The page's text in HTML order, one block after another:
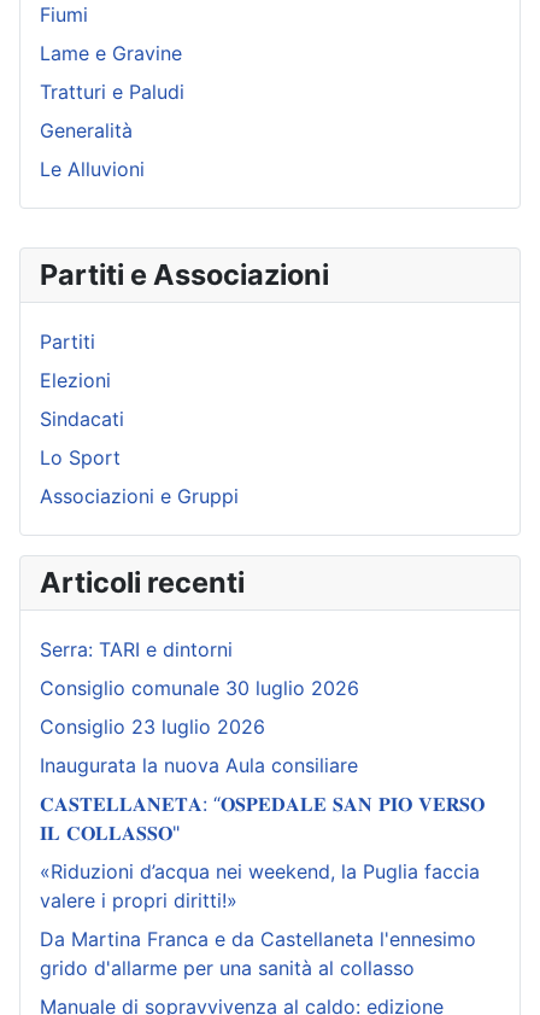
Partiti e Associazioni
Partiti
Elezioni
Sindacati
Lo Sport
Associazioni e Gruppi
Articoli recenti
Serra: TARI e dintorni
Consiglio comunale 30 luglio 2026
Consiglio 23 luglio 2026
Inaugurata la nuova Aula consiliare
𝐂𝐀𝐒𝐓𝐄𝐋𝐋𝐀𝐍𝐄𝐓𝐀: “𝐎𝐒𝐏𝐄𝐃𝐀𝐋𝐄 𝐒𝐀𝐍 𝐏𝐈𝐎 𝐕𝐄𝐑𝐒𝐎
𝐈𝐋 𝐂𝐎𝐋𝐋𝐀𝐒𝐒𝐎"
«Riduzioni d’acqua nei weekend, la Puglia faccia
valere i propri diritti!»
Da Martina Franca e da Castellaneta l'ennesimo
grido d'allarme per una sanità al collasso
Manuale di sopravvivenza al caldo: edizione
Fiumi
Lame e Gravine
Tratturi e Paludi
Generalità
Le Alluvioni